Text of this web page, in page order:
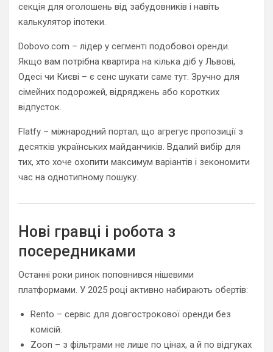
секція для оголошень від забудовників і навіть
калькулятор іпотеки.
Dobovo.com – лідер у сегменті подобової оренди.
Якщо вам потрібна квартира на кілька діб у Львові,
Одесі чи Києві – є сенс шукати саме тут. Зручно для
сімейних подорожей, відряджень або коротких
відпусток.
Flatfy – міжнародний портал, що агрегує пропозиції з
десятків українських майданчиків. Вдалий вибір для
тих, хто хоче охопити максимум варіантів і зекономити
час на однотипному пошуку.
Нові гравці і робота з
посередниками
Останні роки ринок поповнився нішевими
платформами. У 2025 році активно набирають обертів:
Rento – сервіс для довгострокової оренди без
комісій.
Zoon – з фільтрами не лише по цінах, а й по відгуках